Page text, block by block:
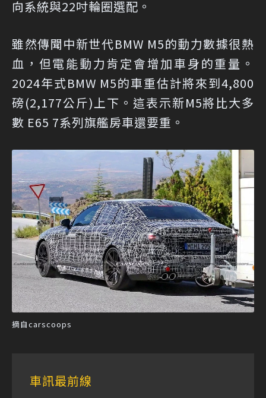
向系統與22吋輪圈選配。
雖然傳聞中新世代BMW M5的動力數據很熱
血，但電能動力肯定會增加車身的重量。
2024年式BMW M5的車重估計將來到4,800
磅(2,177公斤)上下。這表示新M5將比大多
數 E65 7系列旗艦房車還要重。
摘自carscoops
車訊最前線